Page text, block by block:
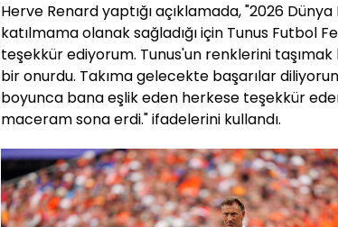
Herve Renard yaptığı açıklamada, "2026 Dünya
katılmama olanak sağladığı için Tunus Futbol
teşekkür ediyorum. Tunus'un renklerini
bir onurdu. Takıma gelecekte başarılar
boyunca bana eşlik eden herkese teşekkür
maceram sona erdi." ifadelerini kullandı.